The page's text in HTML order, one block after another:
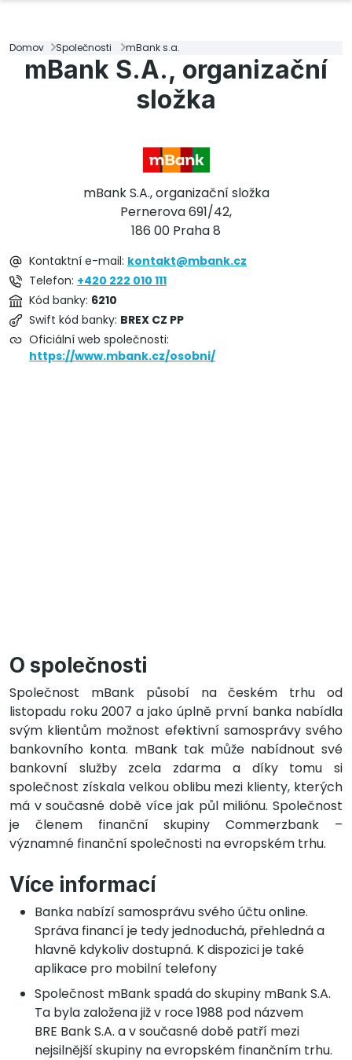
Domov Společnosti mBank s.a.
mBank S.A., organizační
složka
mBank S.A., organizační složka
Pernerova 691/42,
186 00 Praha 8
Kontaktní e-mail: kontakt@mbank.cz
Telefon: +420 222 010 111
Kód banky: 6210
Swift kód banky: BREX CZ PP
Oficiální web společnosti:
https://www.mbank.cz/osobni/
O společnosti
Společnost mBank působí na českém trhu od
listopadu roku 2007 a jako úplně první banka nabídla
svým klientům možnost efektivní samosprávy svého
bankovního konta. mBank tak může nabídnout své
bankovní služby zcela zdarma a díky tomu si
společnost získala velkou oblibu mezi klienty, kterých
má v současné době více jak půl miliónu. Společnost
je členem finanční skupiny Commerzbank –
významné finanční společnosti na evropském trhu.
Více informací
Banka nabízí samosprávu svého účtu online.
Správa financí je tedy jednoduchá, přehledná a
hlavně kdykoliv dostupná. K dispozici je také
aplikace pro mobilní telefony
Společnost mBank spadá do skupiny mBank S.A.
Ta byla založena již v roce 1988 pod názvem
BRE Bank S.A. a v současné době patří mezi
nejsilnější skupiny na evropském finančním trhu.